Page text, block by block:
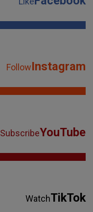
FollowInstagram
SubscribeYouTube
WatchTikTok